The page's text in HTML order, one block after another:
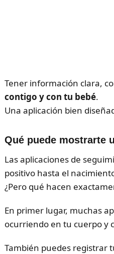
Tener información clara,
contigo y con tu bebé.
Una aplicación bien
Qué puede mostrarte
Las aplicaciones de
positivo hasta el
¿Pero qué hacen
En primer lugar, muchas
ocurriendo en tu cuerpo y
También puedes registrar